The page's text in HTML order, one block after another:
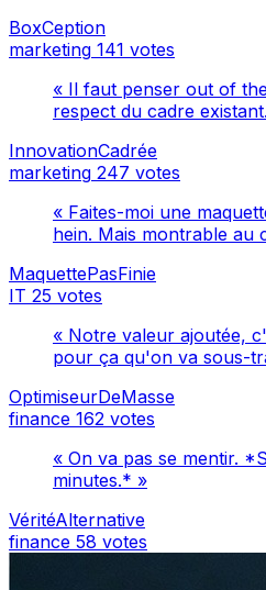
BoxCeption
marketing 141 votes
« Il faut penser out of
respect du cadre
InnovationCadrée
marketing 247 votes
« Faites-moi une
hein. Mais montrable au
MaquettePasFinie
IT 25 votes
« Notre valeur ajoutée,
pour ça qu'on va sous-
OptimiseurDeMasse
finance 162 votes
« On va pas se mentir.
minutes.* »
VéritéAlternative
finance 58 votes